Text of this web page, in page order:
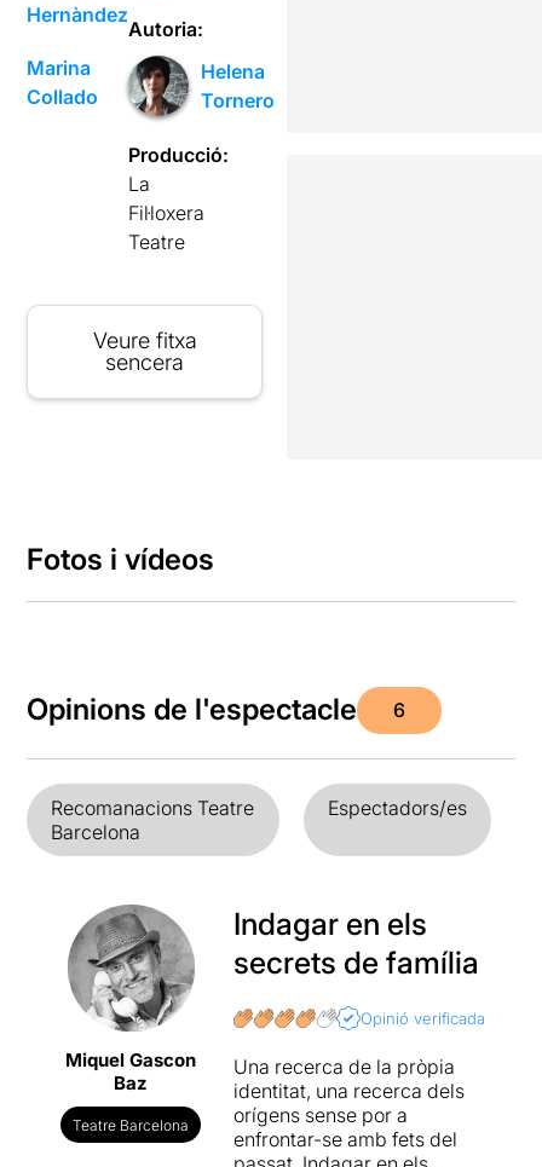
Hernàndez
Marina
Collado
Autoria:
Helena
Tornero
Producció:
La
Fil·loxera
Teatre
Veure fitxa
sencera
Fotos i vídeos
Opinions de l'espectacle 6
Recomanacions Teatre
Barcelona
Espectadors/es
Miquel Gascon
Baz
Teatre Barcelona
Indagar en els
secrets de família
Opinió verificada
Una recerca de la pròpia
identitat, una recerca dels
orígens sense por a
enfrontar-se amb fets del